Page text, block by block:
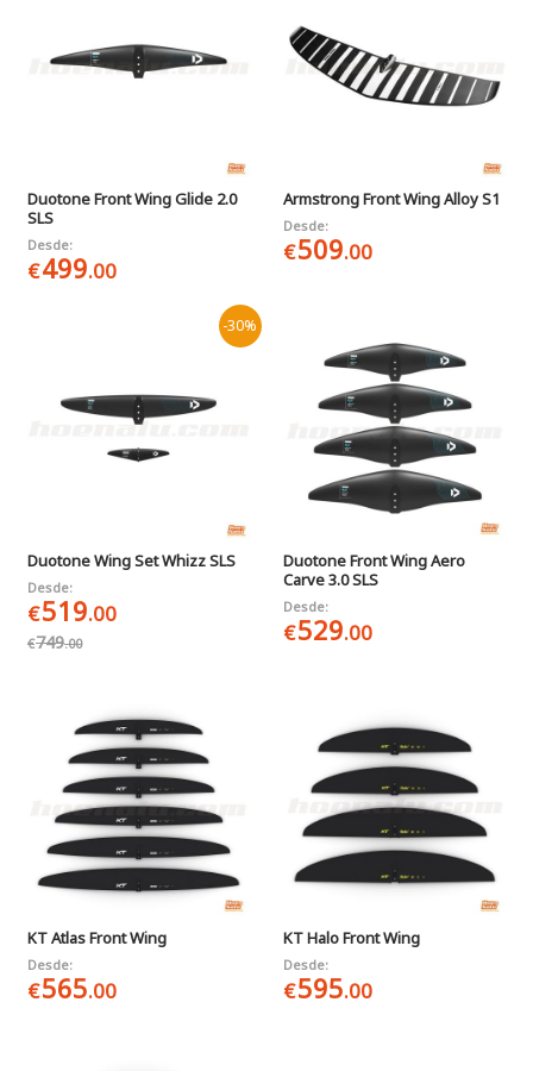
Duotone Front Wing Glide 2.0
SLS
Desde:
€499.00
Armstrong Front Wing Alloy S1
Desde:
€509.00
-30%
Duotone Wing Set Whizz SLS
Desde:
€519.00
€749.00
Duotone Front Wing Aero
Carve 3.0 SLS
Desde:
€529.00
KT Atlas Front Wing
Desde:
€565.00
KT Halo Front Wing
Desde:
€595.00